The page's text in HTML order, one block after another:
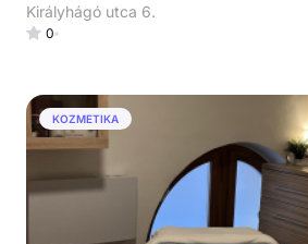
Királyhágó utca 6.
0
KOZMETIKA